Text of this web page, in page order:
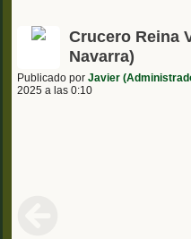
Crucero Reina
Navarra)
Publicado por Javier
2025 a las 0:10